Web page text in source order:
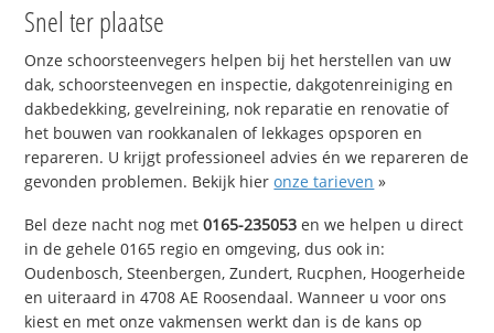
Snel ter plaatse
Onze schoorsteenvegers helpen bij het herstellen van uw
dak, schoorsteenvegen en inspectie, dakgotenreiniging en
dakbedekking, gevelreining, nok reparatie en renovatie of
het bouwen van rookkanalen of lekkages opsporen en
repareren. U krijgt professioneel advies én we repareren de
gevonden problemen. Bekijk hieronze tarieven »
Bel deze nacht nog met0165-235053 en we helpen u direct
in de gehele 0165 regio en omgeving, dus ook in:
Oudenbosch, Steenbergen, Zundert, Rucphen, Hoogerheide
en uiteraard in 4708 AE Roosendaal. Wanneer u voor ons
kiest en met onze vakmensen werkt dan is de kans op